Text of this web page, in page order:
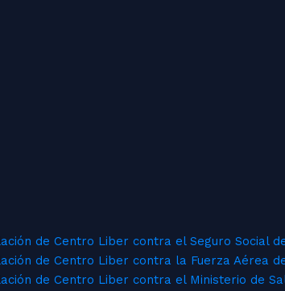
de Centro Liber contra el Seguro Social
de Centro Liber contra la Fuerza Aérea
de Centro Liber contra el Ministerio de